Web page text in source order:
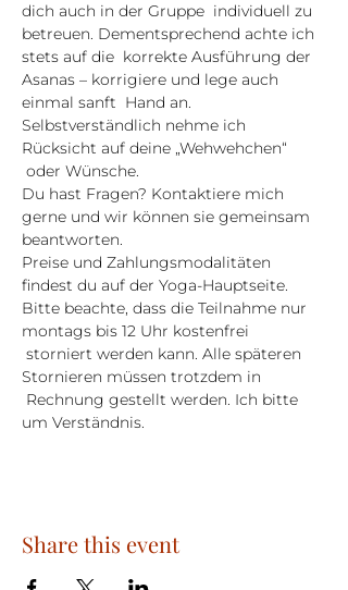
dich auch in der Gruppe  individuell zu
betreuen. Dementsprechend achte ich
stets auf die  korrekte Ausführung der
Asanas – korrigiere und lege auch
einmal sanft  Hand an.
Selbstverständlich nehme ich
Rücksicht auf deine „Wehwehchen“
oder Wünsche.
Du hast Fragen? Kontaktiere mich
gerne und wir können sie gemeinsam
beantworten.
Preise und Zahlungsmodalitäten
findest du auf der Yoga-Hauptseite.
Bitte beachte, dass die Teilnahme nur
montags bis 12 Uhr kostenfrei
storniert werden kann. Alle späteren
Stornieren müssen trotzdem in
Rechnung gestellt werden. Ich bitte
um Verständnis.
Share this event